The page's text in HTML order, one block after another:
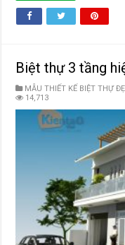
Biệt thự 3 tầng
MẪU THIẾT KẾ BIỆT THỰ
14,713